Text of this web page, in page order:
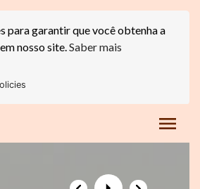
para garantir que você obtenha a
nosso site.Saber mais
menu